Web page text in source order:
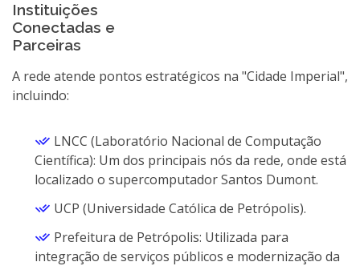
Instituições
Conectadas e
Parceiras
A rede atende pontos estratégicos na "Cidade Imperial",
incluindo:
LNCC (Laboratório Nacional de Computação
Científica): Um dos principais nós da rede, onde está
localizado o supercomputador Santos Dumont.
UCP (Universidade Católica de Petrópolis).
Prefeitura de Petrópolis: Utilizada para
integração de serviços públicos e modernização da